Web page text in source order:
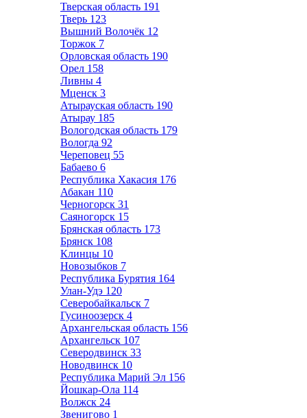
Тверская область 191
Тверь 123
Вышний Волочёк 12
Торжок 7
Орловская область 190
Орел 158
Ливны 4
Мценск 3
Атырауская область 190
Атырау 185
Вологодская область 179
Вологда 92
Череповец 55
Бабаево 6
Республика Хакасия 176
Абакан 110
Черногорск 31
Саяногорск 15
Брянская область 173
Брянск 108
Клинцы 10
Новозыбков 7
Республика Бурятия 164
Улан-Удэ 120
Северобайкальск 7
Гусиноозерск 4
Архангельская область 156
Архангельск 107
Северодвинск 33
Новодвинск 10
Республика Марий Эл 156
Йошкар-Ола 114
Волжск 24
Звенигово 1